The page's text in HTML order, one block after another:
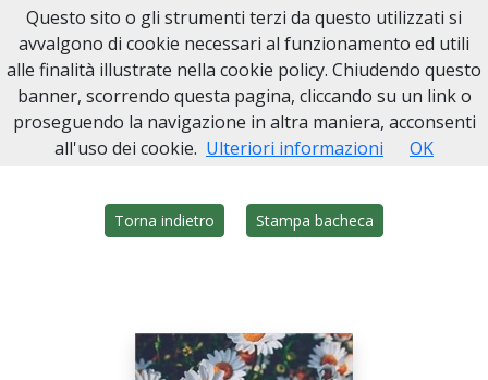
Onoranze Funebri Sarmino
Home Italia NA San Giuseppe Vesuviano Aniello Giugliano
Torna indietro Stampa bacheca
Questo sito o gli strumenti terzi da questo utilizzati si
avvalgono di cookie necessari al funzionamento ed utili
alle finalità illustrate nella cookie policy. Chiudendo questo
banner, scorrendo questa pagina, cliccando su un link o
proseguendo la navigazione in altra maniera, acconsenti
all'uso dei cookie. Ulteriori informazioni OK